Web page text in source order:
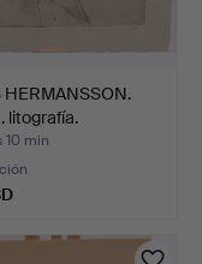
HERMANSSON.
litografía.
10 min